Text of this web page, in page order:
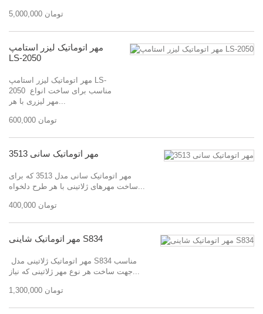
5,000,000 تومان
مهر اتوماتیک لیزر استامپ
LS-2050
مهر اتوماتیک لیزر استامپ LS-
2050 مناسب برای ساخت انواع
مهر لیزری با هر...
600,000 تومان
مهر اتوماتیک سانی 3513
مهر اتوماتیک سانی مدل 3513 که برای
ساخت مهرهای ژلاتینی با هر طرح دلخواه...
400,000 تومان
مهر اتوماتیک شاینی S834
جهت ساخت هر نوع مهر ژلاتینی که نیاز...
1,300,000 تومان